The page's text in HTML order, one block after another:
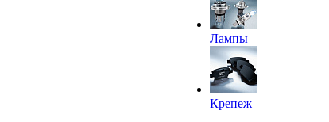
Лампы
Крепеж